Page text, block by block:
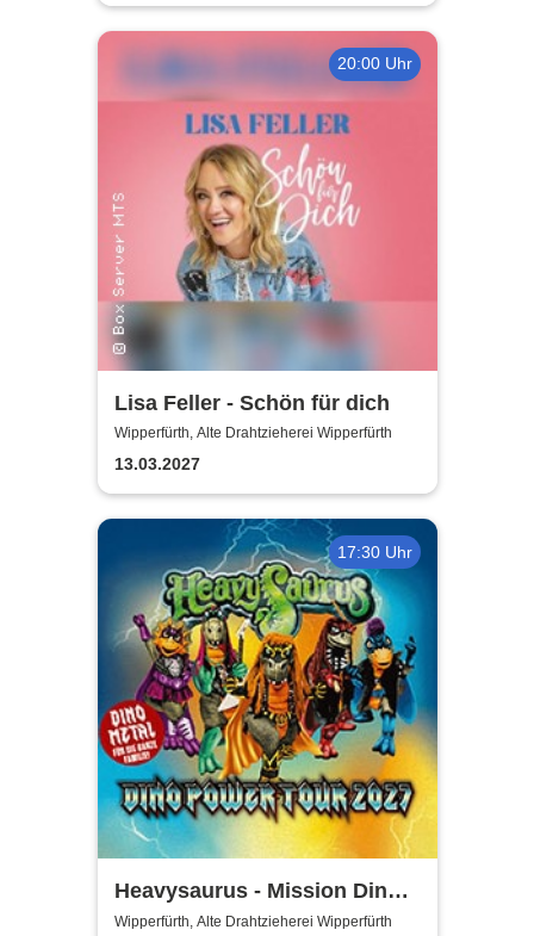
20:00 Uhr
Lisa Feller - Schön für dich
Wipperfürth, Alte Drahtzieherei Wipperfürth
13.03.2027
17:30 Uhr
Heavysaurus - Mission Dino
Power Tour 2027
Wipperfürth, Alte Drahtzieherei Wipperfürth